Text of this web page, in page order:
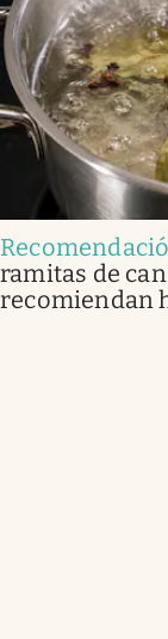
ramitas de
recomiendan